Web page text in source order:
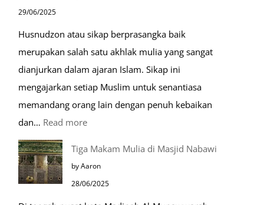
29/06/2025
Husnudzon atau sikap berprasangka baik
merupakan salah satu akhlak mulia yang sangat
dianjurkan dalam ajaran Islam. Sikap ini
mengajarkan setiap Muslim untuk senantiasa
memandang orang lain dengan penuh kebaikan
dan… Read more:
Tiga Makam Mulia di Masjid Nabawi
by Aaron
28/06/2025